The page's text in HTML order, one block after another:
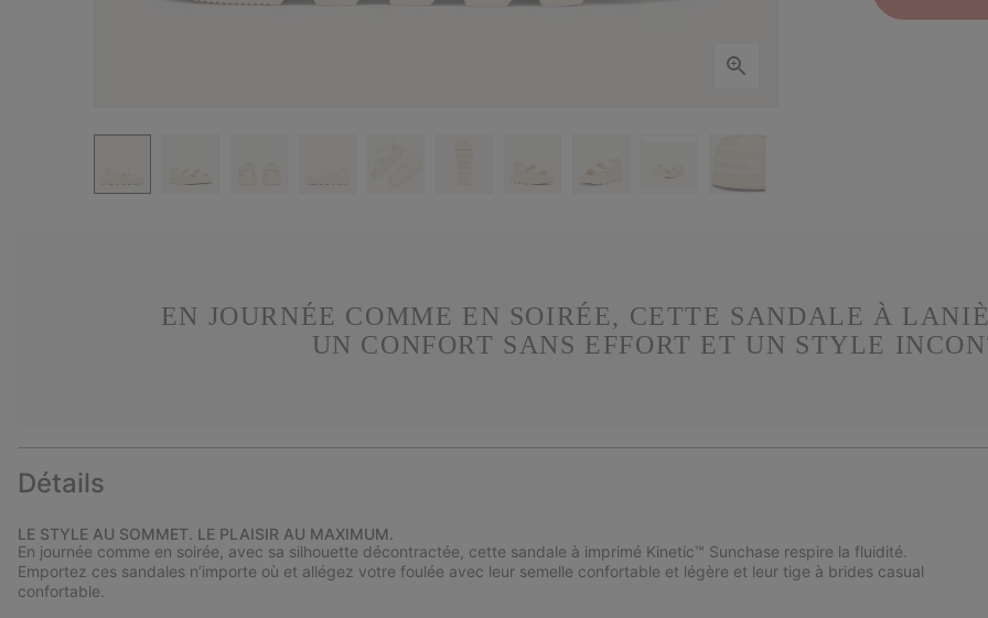
EN JOURNÉE COMME EN SOIRÉE, CETTE SANDALE À
UN CONFORT SANS EFFORT ET UN STYLE
Détails
LE STYLE AU SOMMET. LE PLAISIR AU MAXIMUM.
En journée comme en soirée, avec sa silhouette décontractée, cette sandale à imprimé Kinetic™ Sunchase respire la fluidité.
Emportez ces sandales n’importe où et allégez votre foulée avec leur semelle confortable et légère et leur tige à brides casual
confortable.